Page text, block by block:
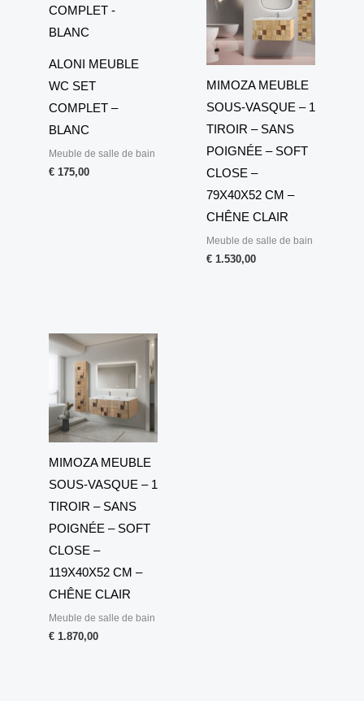
ALONI MEUBLE
WC SET
COMPLET –
BLANC
Meuble de salle de bain
€ 175,00
MIMOZA MEUBLE
SOUS-VASQUE – 1
TIROIR – SANS
POIGNÉE – SOFT
CLOSE –
79X40X52 CM –
CHÊNE CLAIR
Meuble de salle de bain
€ 1.530,00
MIMOZA MEUBLE
SOUS-VASQUE – 1
TIROIR – SANS
POIGNÉE – SOFT
CLOSE –
119X40X52 CM –
CHÊNE CLAIR
Meuble de salle de bain
€ 1.870,00